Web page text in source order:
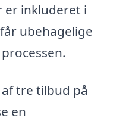
er inkluderet i
ubehagelige
tre tilbud på
en